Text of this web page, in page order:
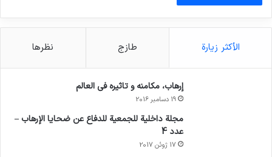
الأكثر زيارة طازج نظرها
إرهاب، مكامنه و تاثيره في العالم
19 دسامبر 2016
مجلة داخلية للجمعية للدفاع عن ضحايا الإرهاب –
عدد 4
17 ژوئن 2017